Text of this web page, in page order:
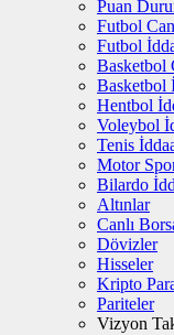
Puan
Futbol
Futbol
Basketbol
Basketbol
Hentbol
Voleybol
Tenis
Motor
Bilardo
Altınlar
Canlı
Dövizler
Hisseler
Kripto
Pariteler
Vizyon